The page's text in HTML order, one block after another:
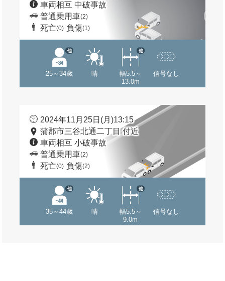
車両相互 中破事故
普通乗用車(2)
死亡(0) 負傷(1)
25～34歳
他
晴
幅5.5～
13.0m
他
信号なし
2024年11月25日(月)13:15
蒲郡市三谷北通二丁目 付近
車両相互 小破事故
普通乗用車(2)
死亡(0) 負傷(2)
35～44歳
他
晴
幅5.5～
9.0m
他
信号なし